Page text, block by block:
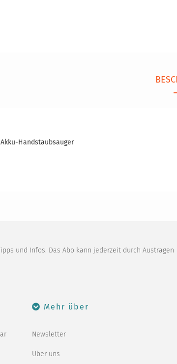
Akku-Handstaubsauger
und Infos. Das Abo kann jederzeit durch Austragen
Mehr über
Newsletter
Über uns